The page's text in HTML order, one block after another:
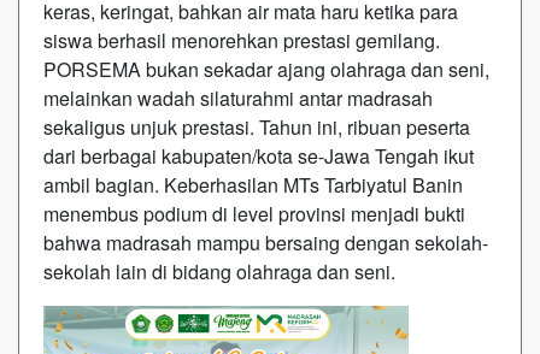
keras, keringat, bahkan air mata haru ketika para
siswa berhasil menorehkan prestasi gemilang.
PORSEMA bukan sekadar ajang olahraga dan seni,
melainkan wadah silaturahmi antar madrasah
sekaligus unjuk prestasi. Tahun ini, ribuan peserta
dari berbagai kabupaten/kota se-Jawa Tengah ikut
ambil bagian. Keberhasilan MTs Tarbiyatul Banin
menembus podium di level provinsi menjadi bukti
bahwa madrasah mampu bersaing dengan sekolah-
sekolah lain di bidang olahraga dan seni.